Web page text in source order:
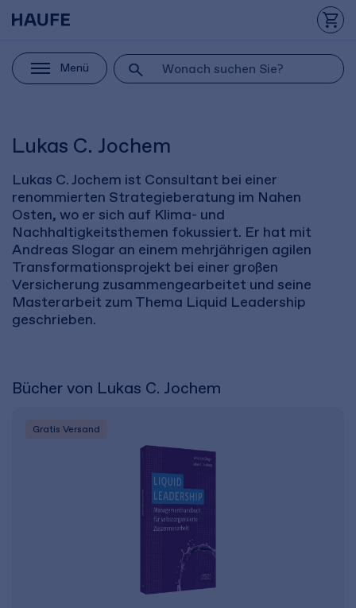
Menü
Lukas C. Jochem
Lukas C. Jochem ist Consultant bei einer
renommierten Strategieberatung im Nahen
Osten, wo er sich auf Klima- und
Nachhaltigkeitsthemen fokussiert. Er hat mit
Andreas Slogar an einem mehrjährigen agilen
Transformationsprojekt bei einer großen
Versicherung zusammengearbeitet und seine
Masterarbeit zum Thema Liquid Leadership
geschrieben.
Bücher von Lukas C. Jochem
Gratis Versand